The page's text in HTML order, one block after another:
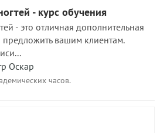
- курс обучения
- это отличная дополнительная
вашим клиентам.
Оскар
часов.